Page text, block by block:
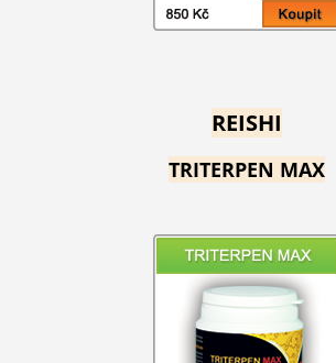
REISHI
TRITERPEN MAX